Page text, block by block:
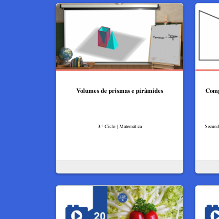
Volumes de prismas e pirâmides
3.º Ciclo | Matemática